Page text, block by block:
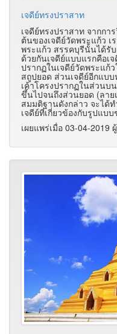
เจดีย์ทรงปราสาท
เจดีย์ทรงปราสาท จากกา
ต้นของเจดีย์วัดพระแก้ว เ
พระแก้ว สรรคบุรีนั้นได้รั
ด้วยกันเจดีย์แบบแรกคือเ
ปรากฏในเจดีย์วัดพระแก้
สถูปยอด ส่วนเจดีย์อีกแบ
เค้าโครงปรากฏในส่วนบ
ขึ้นไปจนถึงส่วนยอด (ลาย
สมมติฐานดังกล่าว จะได้
เจดีย์ที่เกี่ยวข้องกับรูปแบ
เผยแพร่เมื่อ 03-04-2019